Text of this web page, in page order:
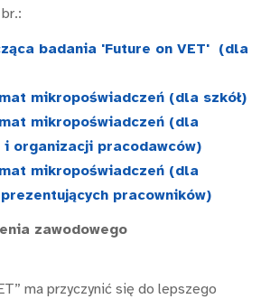
badania 'Future on VET' (dla
mikropoświadczeń (dla szkół)
mikropoświadczeń (dla
i organizacji pracodawców)
mikropoświadczeń (dla
pracowników)
zawodowego
ma przyczynić się do lepszego